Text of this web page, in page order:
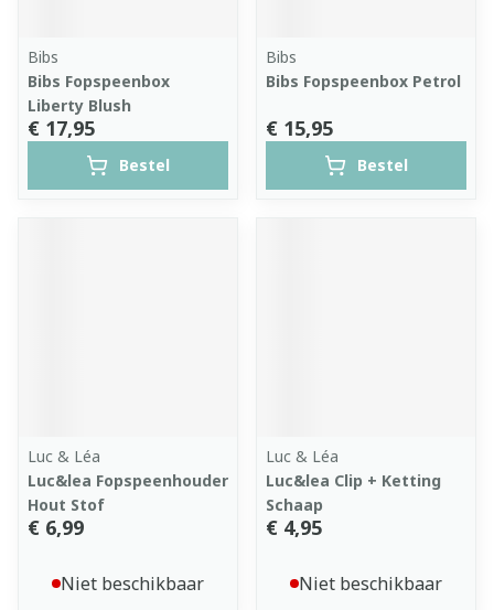
Bibs
Bibs Fopspeenbox
Liberty Blush
€ 17,95
Bestel
Bibs
Bibs Fopspeenbox Petrol
€ 15,95
Bestel
Luc & Léa
Luc&lea Fopspeenhouder
Hout Stof
€ 6,99
Niet beschikbaar
Luc & Léa
Luc&lea Clip + Ketting
Schaap
€ 4,95
Niet beschikbaar